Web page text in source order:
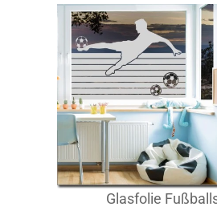
Glasfolie